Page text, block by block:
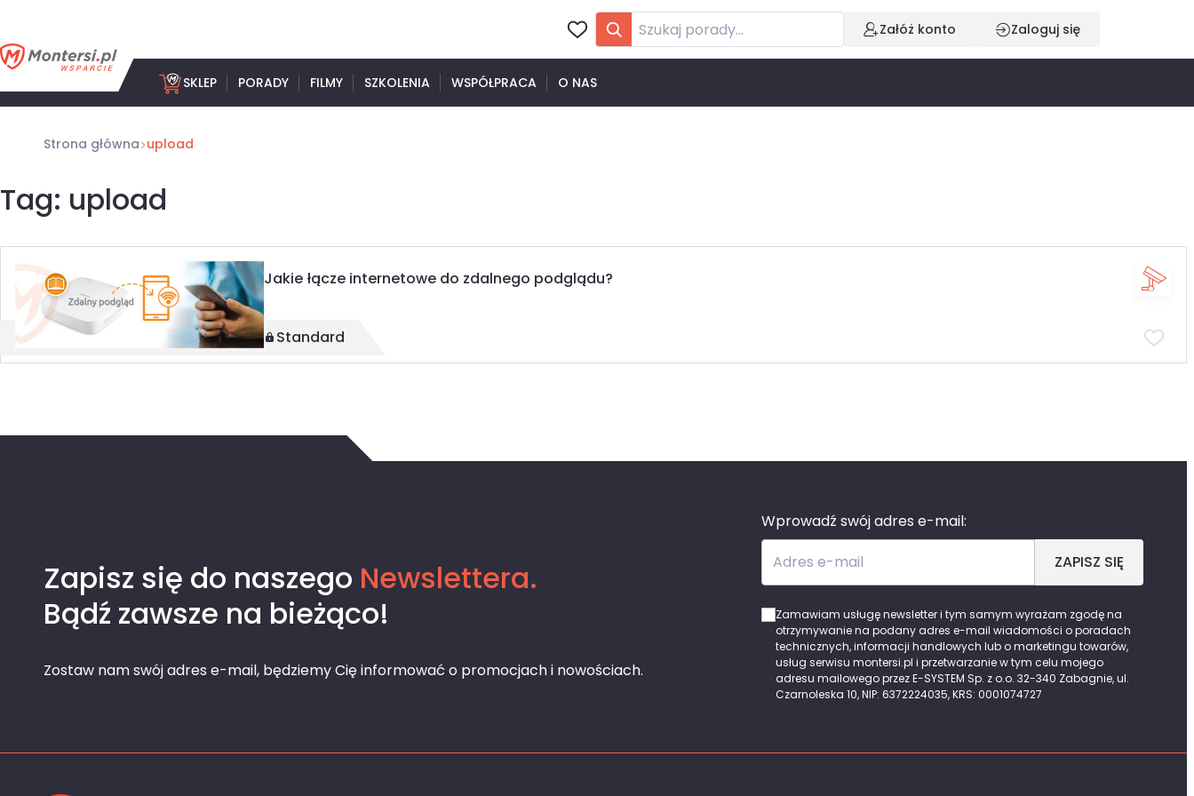
treści
Załóż konto Zaloguj się
SKLEP PORADY FILMY SZKOLENIA WSPÓŁPRACA O NAS
Strona główna upload
Tag: upload
Jakie łącze internetowe do zdalnego podglądu?
Standard
Zapisz się do naszego Newslettera.
Bądź zawsze na bieżąco!
Zostaw nam swój adres e-mail, będziemy Cię informować o promocjach i nowościach.
Wprowadź swój adres e-mail:
Adres e-mail
ZAPISZ SIĘ
Zamawiam usługę newsletter i tym samym wyrażam zgodę na
otrzymywanie na podany adres e-mail wiadomości o poradach
technicznych, informacji handlowych lub o marketingu towarów,
usług serwisu montersi.pl i przetwarzanie w tym celu mojego
adresu mailowego przez E-SYSTEM Sp. z o.o. 32-340 Zabagnie, ul.
Czarnoleska 10, NIP: 6372224035, KRS: 0001074727